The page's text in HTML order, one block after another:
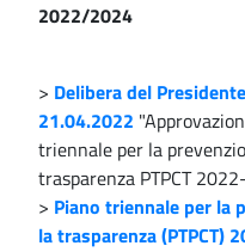
2022/2024
> Delibera del
21.04.2022
triennale per la
trasparenza PTPCT
> Piano triennale per la
la trasparenza (PTPCT)